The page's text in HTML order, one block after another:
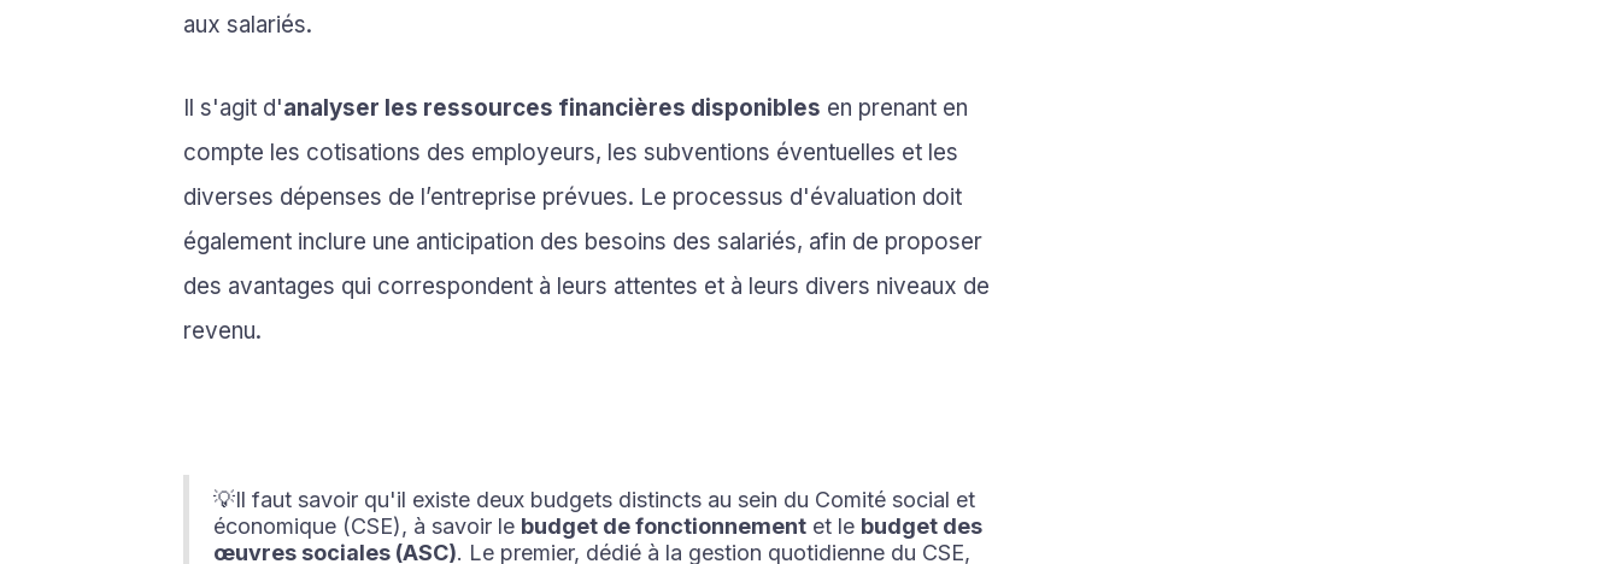
aux salariés.
Il s'agit d'analyser les ressources financières disponibles en prenant en
compte les cotisations des employeurs, les subventions éventuelles et les
diverses dépenses de l’entreprise prévues. Le processus d'évaluation doit
également inclure une anticipation des besoins des salariés, afin de proposer
des avantages qui correspondent à leurs attentes et à leurs divers niveaux de
revenu.
💡Il faut savoir qu'il existe deux budgets distincts au sein du Comité social et
économique (CSE), à savoir le budget de fonctionnement et le budget des
œuvres sociales (ASC). Le premier, dédié à la gestion quotidienne du CSE,